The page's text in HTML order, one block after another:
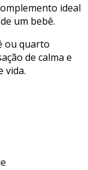
ideal
um bebê.
ou quarto
de calma e
vida.